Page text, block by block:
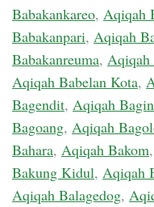
Babakankareo, Aqiqah
Babakanpari, Aqiqah
Babakanreuma, Aqiqah
Aqiqah Babelan Kota,
Bagendit, Aqiqah
Bagoang, Aqiqah
Bahara, Aqiqah Bakom,
Bakung Kidul, Aqiqah
Aqiqah Balagedog,